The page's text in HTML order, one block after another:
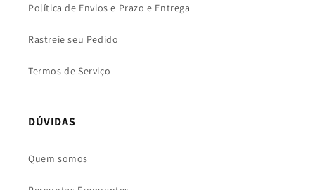
Política de Envios e Prazo e Entrega
Rastreie seu Pedido
Termos de Serviço
DÚVIDAS
Quem somos